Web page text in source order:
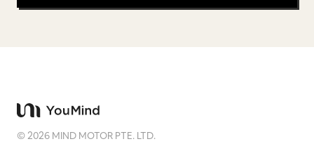
©2026 MIND MOTOR PTE. LTD.